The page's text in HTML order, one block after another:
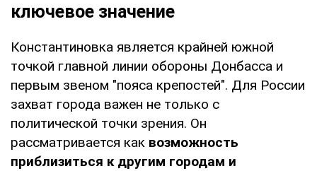
ключевое значение
Константиновка является крайней южной
точкой главной линии обороны Донбасса и
первым звеном "пояса крепостей". Для России
захват города важен не только с
политической точки зрения. Он
рассматривается как возможность
приблизиться к другим городам и